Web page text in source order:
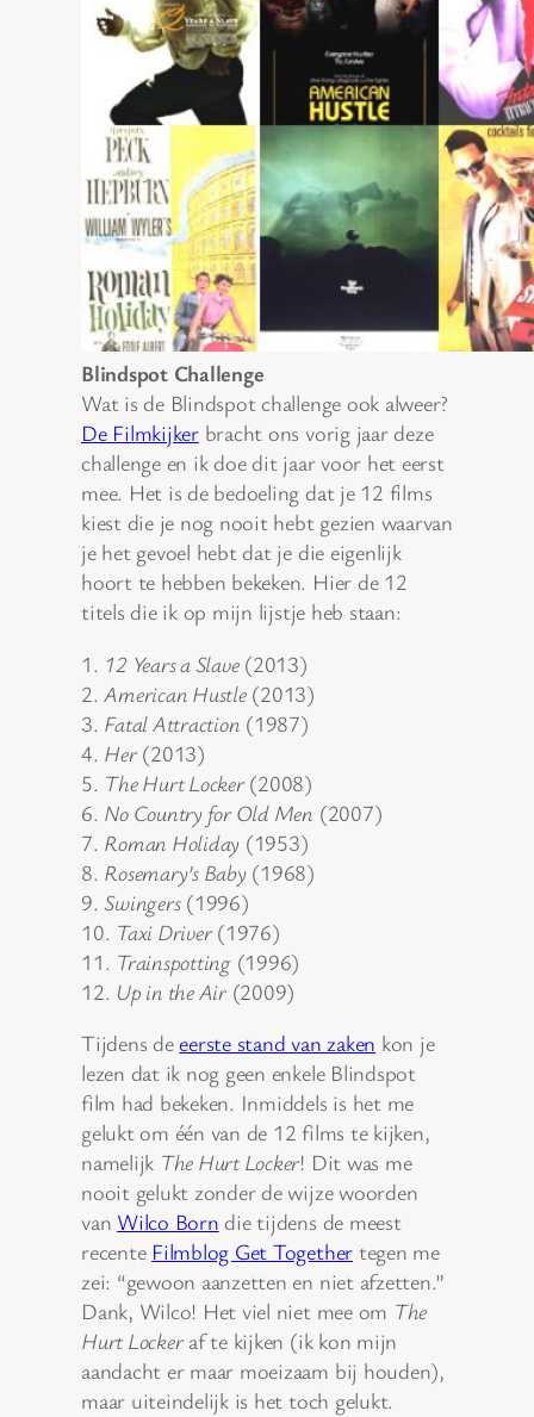
Blindspot Challenge
Wat is de Blindspot challenge ook alweer?
De Filmkijkerbracht ons vorig jaar deze
challenge en ik doe dit jaar voor het eerst
mee. Het is de bedoeling dat je 12 films
kiest die je nog nooit hebt gezien waarvan
je het gevoel hebt dat je die eigenlijk
hoort te hebben bekeken. Hier de 12
titels die ik op mijn lijstje heb staan:
1. 12 Years a Slave(2013)
2. American Hustle(2013)
3. Fatal Attraction (1987)
4. Her(2013)
5. The Hurt Locker(2008)
6. No Country for Old Men (2007)
7. Roman Holiday (1953)
8. Rosemary’s Baby(1968)
9.Swingers(1996)
10. Taxi Driver(1976)
11. Trainspotting(1996)
12. Up in the Air(2009)
Tijdens de eerste stand van zaken kon je
lezen dat ik nog geen enkele Blindspot
film had bekeken. Inmiddels is het me
gelukt om één van de 12 films te kijken,
namelijk The Hurt Locker! Dit was me
nooit gelukt zonder de wijze woorden
van Wilco Born die tijdens de meest
recente Filmblog Get Together tegen me
zei: “gewoon aanzetten en niet afzetten.”
Dank, Wilco! Het viel niet mee om The
Hurt Lockeraf te kijken (ik kon mijn
aandacht er maar moeizaam bij houden),
maar uiteindelijk is het toch gelukt.